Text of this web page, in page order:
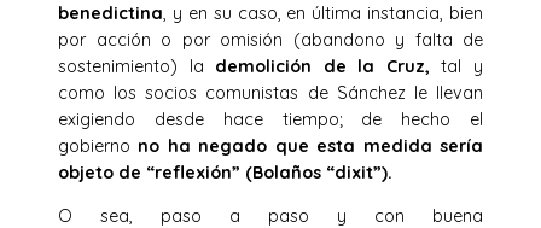
benedictina, y en su caso, en última instancia, bien
por acción o por omisión (abandono y falta de
sostenimiento) la demolición de la Cruz,tal y
como los socios comunistas de Sánchez le llevan
exigiendo desde hace tiempo;
de hecho el
gobierno no ha negado que esta medida sería
objeto de “reflexión” (Bolaños “dixit”).
O sea, paso a paso y con buena